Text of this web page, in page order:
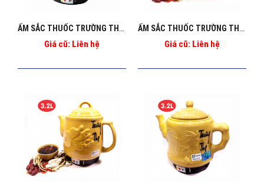
ẤM SẮC THUỐC TRƯỜNG THỌ BA_2086
Giá cũ: Liên hệ
ẤM SẮC THUỐC TRƯỜNG THỌ CAO CẤP CÓ CHUÔNG BA_2086
Giá cũ: Liên hệ